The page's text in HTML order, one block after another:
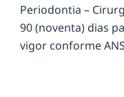
Periodontia –
90 (noventa) dias
vigor conforme